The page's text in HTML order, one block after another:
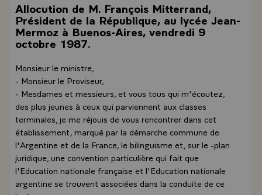
Allocution de M. François Mitterrand,
Président de la République, au lycée Jean-
Mermoz à Buenos-Aires, vendredi 9
octobre 1987.
Monsieur le ministre,
- Monsieur le Proviseur,
- Mesdames et messieurs, et vous tous qui m'écoutez,
des plus jeunes à ceux qui parviennent aux classes
terminales, je me réjouis de vous rencontrer dans cet
établissement, marqué par la démarche commune de
l'Argentine et de la France, le bilinguisme et, sur le -plan
juridique, une convention particulière qui fait que
l'Education nationale française et l'Education nationale
argentine se trouvent associées dans la conduite de ce